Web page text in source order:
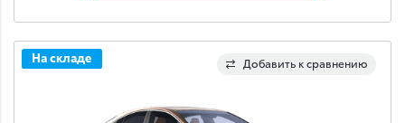
Добавить к сравнению
На складе